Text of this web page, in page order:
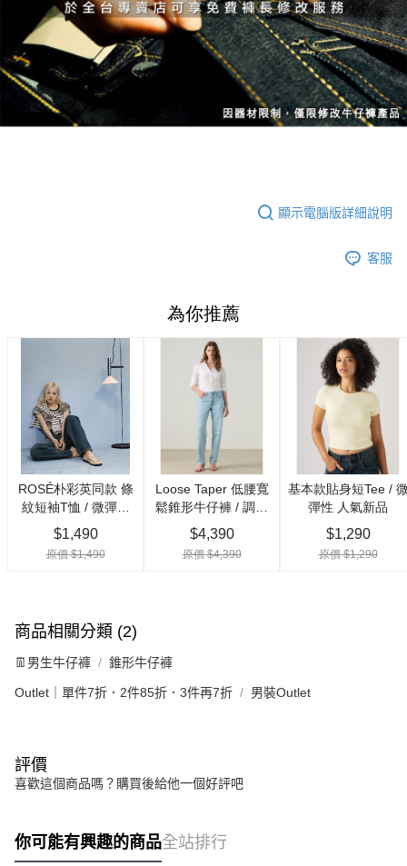
顯示電腦版詳細說明
客服
商品相關分類 (2)
👖男生牛仔褲 錐形牛仔褲
Outlet｜單件7折．2件85折．3件再7折 男裝Outlet
評價
喜歡這個商品嗎？購買後給他一個好評吧
你可能有興趣的商品全站排行